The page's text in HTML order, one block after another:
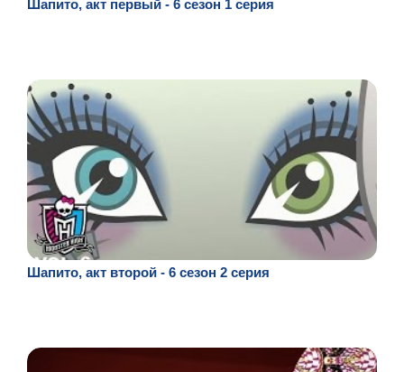
Шапито, акт первый - 6 сезон 1 серия
Шапито, акт второй - 6 сезон 2 серия